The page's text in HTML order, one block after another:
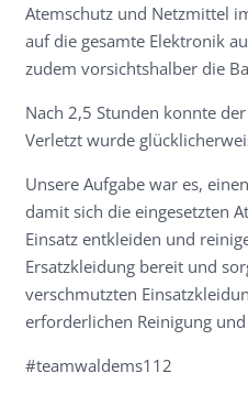
Atemschutz und Netzmittel
auf die gesamte Elektronik
zudem vorsichtshalber die
Nach 2,5 Stunden konnte
Verletzt wurde
Unsere Aufgabe war es,
damit sich die eingesetzten
Einsatz entkleiden und
Ersatzkleidung bereit und
verschmutzten
erforderlichen Reinigung
#teamwaldems112